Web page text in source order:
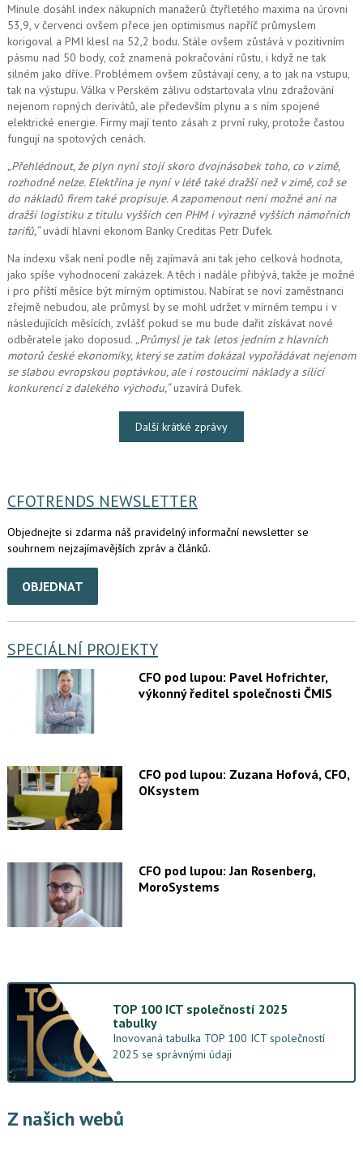
Minule dosáhl index nákupních manažerů čtyřletého maxima na úrovni
53,9, v červenci ovšem přece jen optimismus napříč průmyslem
korigoval a PMI klesl na 52,2 bodu. Stále ovšem zůstává v pozitivním
pásmu nad 50 body, což znamená pokračování růstu, i když ne tak
silném jako dříve. Problémem ovšem zůstávají ceny, a to jak na vstupu,
tak na výstupu. Válka v Perském zálivu odstartovala vlnu zdražování
nejenom ropných derivátů, ale především plynu a s ním spojené
elektrické energie. Firmy mají tento zásah z první ruky, protože častou
fungují na spotových cenách.
„Přehlédnout, že plyn nyní stojí skoro dvojnásobek toho, co v zimě,
rozhodně nelze. Elektřina je nyní v létě také dražší než v zimě, což se
do nákladů firem také propisuje. A zapomenout není možnéani na
dražší logistiku z titulu vyšších cen PHM i výrazně vyšších námořních
tarifů,“uvádí hlavní ekonom Banky Creditas Petr Dufek.
Na indexu však není podle něj zajímavá ani tak jeho celková hodnota,
jako spíše vyhodnocení zakázek. A těch i nadále přibývá, takže je možné
i pro příští měsíce být mírným optimistou. Nabírat se noví zaměstnanci
zřejmě nebudou, ale průmysl by se mohl udržet v mírném tempu i v
následujících měsících, zvlášť pokud se mu bude dařit získávat nové
odběratele jako doposud. „Průmysl je tak letos jedním z hlavních
motorů české ekonomiky, který se zatím dokázal vypořádávat nejenom
se slabou evropskou poptávkou, ale i rostoucími náklady a sílící
konkurencí z dalekého východu,“uzavírá Dufek.
Další krátké zprávy
CFOTRENDS NEWSLETTER
Objednejte si zdarma náš pravidelný informační newsletter se
souhrnem nejzajímavějších zpráv a článků.
OBJEDNAT
SPECIÁLNÍ PROJEKTY
CFO pod lupou: Pavel Hofrichter,
výkonný ředitel společnosti ČMIS
CFO pod lupou: Zuzana Hofová, CFO,
OKsystem
CFO pod lupou: Jan Rosenberg,
MoroSystems
TOP 100 ICT společností 2025
tabulky
Inovovaná tabulka TOP 100 ICT společností
2025 se správnými údaji
Z našich webů